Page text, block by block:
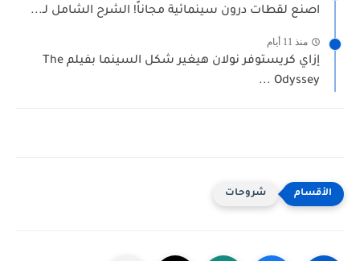
اصنع لقطات درون سينمائية مجاناً! الشرح الشامل لـ...
منذ 11 أيام
إزاي كريستوفر نولان هيغير شكل السينما بفيلم The
Odyssey ...
شروحات